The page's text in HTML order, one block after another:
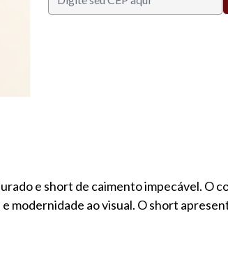
e short de caimento impecável. O
ao visual. O short